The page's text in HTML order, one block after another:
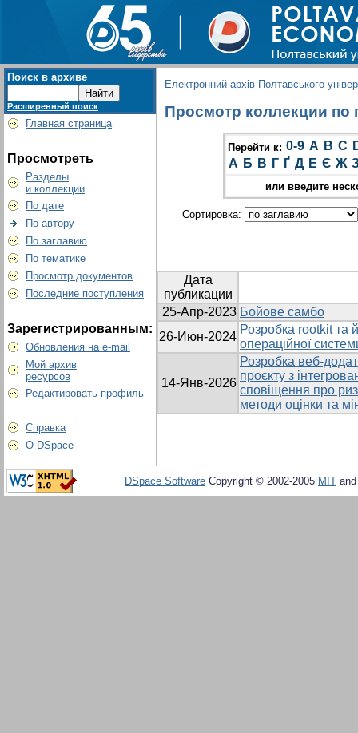
Поиск в архиве
Расширенный поиск
Главная страница
Просмотреть
Разделы
и коллекции
По дате
По автору
По заглавию
По тематике
Просмотр документов
Последние поступления
Зарегистрированным:
Обновления на e-mail
Мой архив
ресурсов
Редактировать профиль
Справка
О DSpace
Електронний архів Полтавського
Просмотр коллекции по
Перейти к: 0-9 A B C
А Б В Г Ґ Д Е Є Ж
или введите
Сортировка:
Дата
публикации
25-Апр-2023 Бойове самбо
26-Июн-2024
Розробка rootkit та
операційної
14-Янв-2026
Розробка веб-
проєкту з
сповіщення про
методи оцінки та
DSpace Software Copyright © 2002-2005 MIT